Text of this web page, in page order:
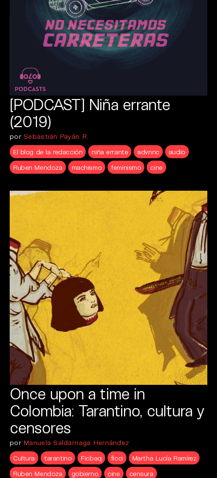
[PODCAST] Niña errante
(2019)
porSebastián Payán R.
El blog de la redacción
niña errante advnnc
audio
Ruben Mendoza
machismo feminismo cine
Once upon a time in
Colombia: Tarantino, cultura y
censores
porManuela Saldarriaga Hernández
Cultura
tarantino Ficbaq ficci
Martha Lucía Ramírez
Ruben Mendoza
gobierno cine censura